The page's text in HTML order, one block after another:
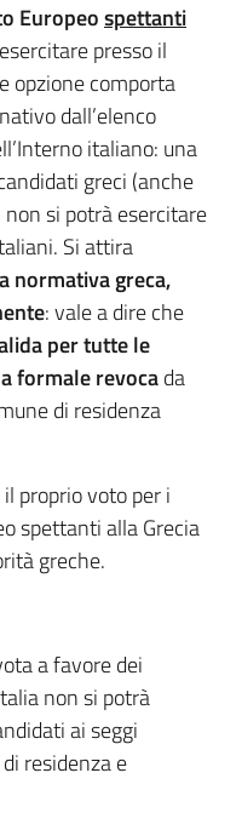
Europeospettanti
presso il
opzione comporta
dall’elenco
italiano: una
greci (anche
si potrà esercitare
Si attira
normativa greca,
: vale a dire che
per tutte le
formale revocada
di residenza
proprio voto per i
spettanti alla Grecia
greche.
a favore dei
non si potrà
ai seggi
residenza e